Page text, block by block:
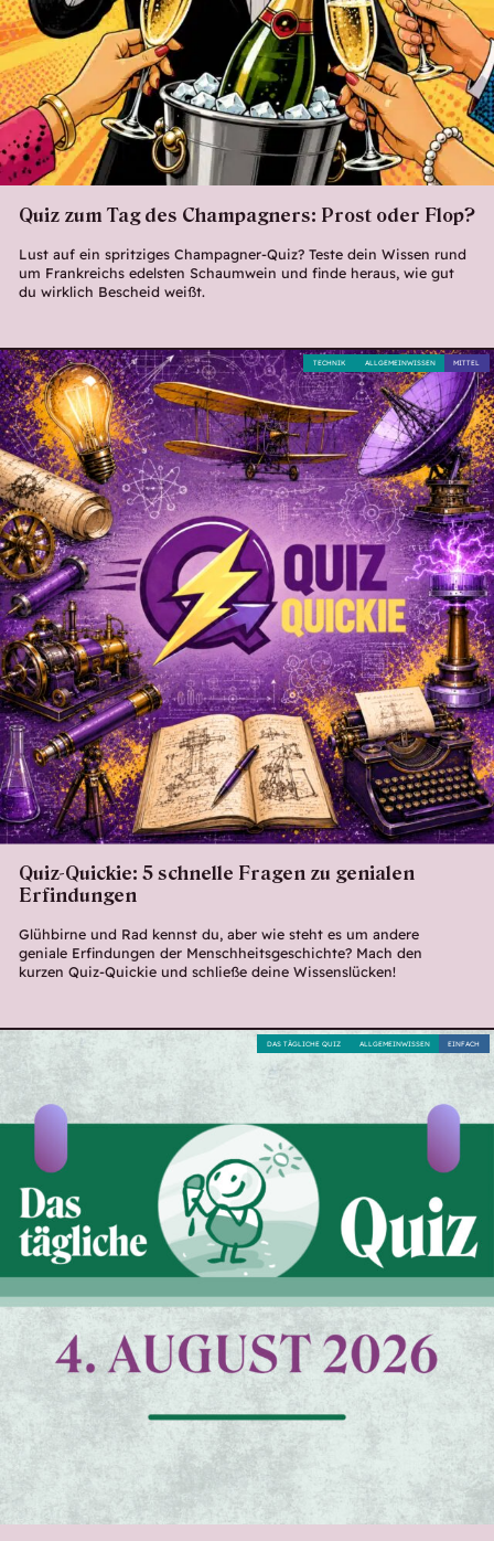
Quiz zum Tag des Champagners: Prost oder Flop?
Lust auf ein spritziges Champagner-Quiz? Teste dein Wissen rund
um Frankreichs edelsten Schaumwein und finde heraus, wie gut
du wirklich Bescheid weißt.
Quiz-Quickie: 5 schnelle Fragen zu genialen
Erfindungen
Glühbirne und Rad kennst du, aber wie steht es um andere
geniale Erfindungen der Menschheitsgeschichte? Mach den
kurzen Quiz-Quickie und schließe deine Wissenslücken!
MITTEL
ALLGEMEINWISSEN
TECHNIK
EINFACH
ALLGEMEINWISSEN
DAS TÄGLICHE QUIZ